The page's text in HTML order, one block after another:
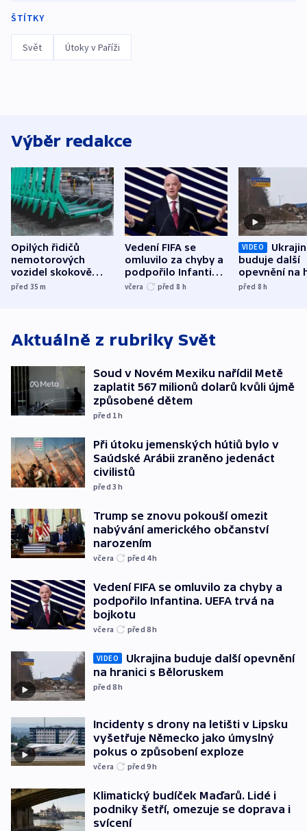
ŠTÍTKY
Svět Útoky v Paříži
Výběr redakce
Opilých řidičů
nemotorových
vozidel skokově
přibylo, nejvíc ve
před 35m
Vedení FIFA se
omluvilo za chyby a
podpořilo Infantina.
UEFA trvá na
včera před 8 h
VIDEO
buduje další
opevnění na
s Běloruskem
před 8h
Aktuálně z rubriky Svět
Soud v Novém Mexiku nařídil Metě
zaplatit 567 milionů dolarů kvůli újmě
způsobené dětem
před 1h
Při útoku jemenských hútiů bylo v
Saúdské Arábii zraněno jedenáct
civilistů
před 3h
Trump se znovu pokouší omezit
nabývání amerického občanství
narozením
včera před 4h
Vedení FIFA se omluvilo za chyby a
podpořilo Infantina. UEFA trvá na
bojkotu
včera před 8h
VIDEO
Ukrajina buduje další opevnění
na hranici s Běloruskem
před 8h
Incidenty s drony na letišti v Lipsku
vyšetřuje Německo jako úmyslný
pokus o způsobení exploze
včera před 9h
Klimatický budíček Maďarů. Lidé i
podniky šetří, omezuje se doprava i
svícení